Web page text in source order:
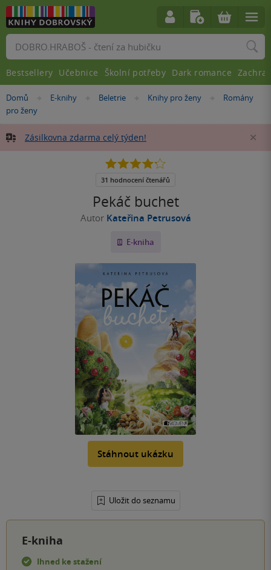
Nacházíte
se
Domů »
E-knihy »
Beletrie »
Knihy pro ženy »
Romány
pro ženy
Zásilkovna zdarma celý týden!
Pekáč buchet
Autor Kateřina Petrusová
E-kniha
Stáhnout ukázku
Uložit do seznamu
4.2
5
31 hodnocení čtenářů
E-kniha
Ihned ke stažení
Vyhledávání
Bestsellery Učebnice Školní potřeby Dark romance